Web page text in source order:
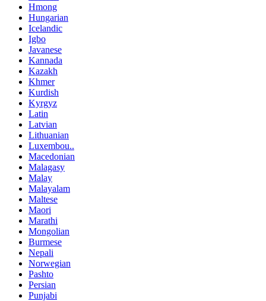
Hmong
Hungarian
Icelandic
Igbo
Javanese
Kannada
Kazakh
Khmer
Kurdish
Kyrgyz
Latin
Latvian
Lithuanian
Luxembou..
Macedonian
Malagasy
Malay
Malayalam
Maltese
Maori
Marathi
Mongolian
Burmese
Nepali
Norwegian
Pashto
Persian
Punjabi